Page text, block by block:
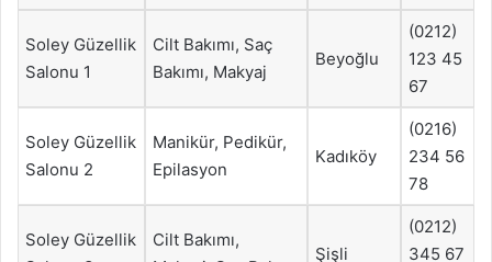
Soley Güzellik
Salonu 1
Cilt Bakımı, Saç
Bakımı, Makyaj
Beyoğlu
(0212)
123 45
67
Soley Güzellik
Salonu 2
Manikür, Pedikür,
Epilasyon
Kadıköy
(0216)
234 56
78
Soley Güzellik
Cilt Bakımı,
Şişli
(0212)
345 67